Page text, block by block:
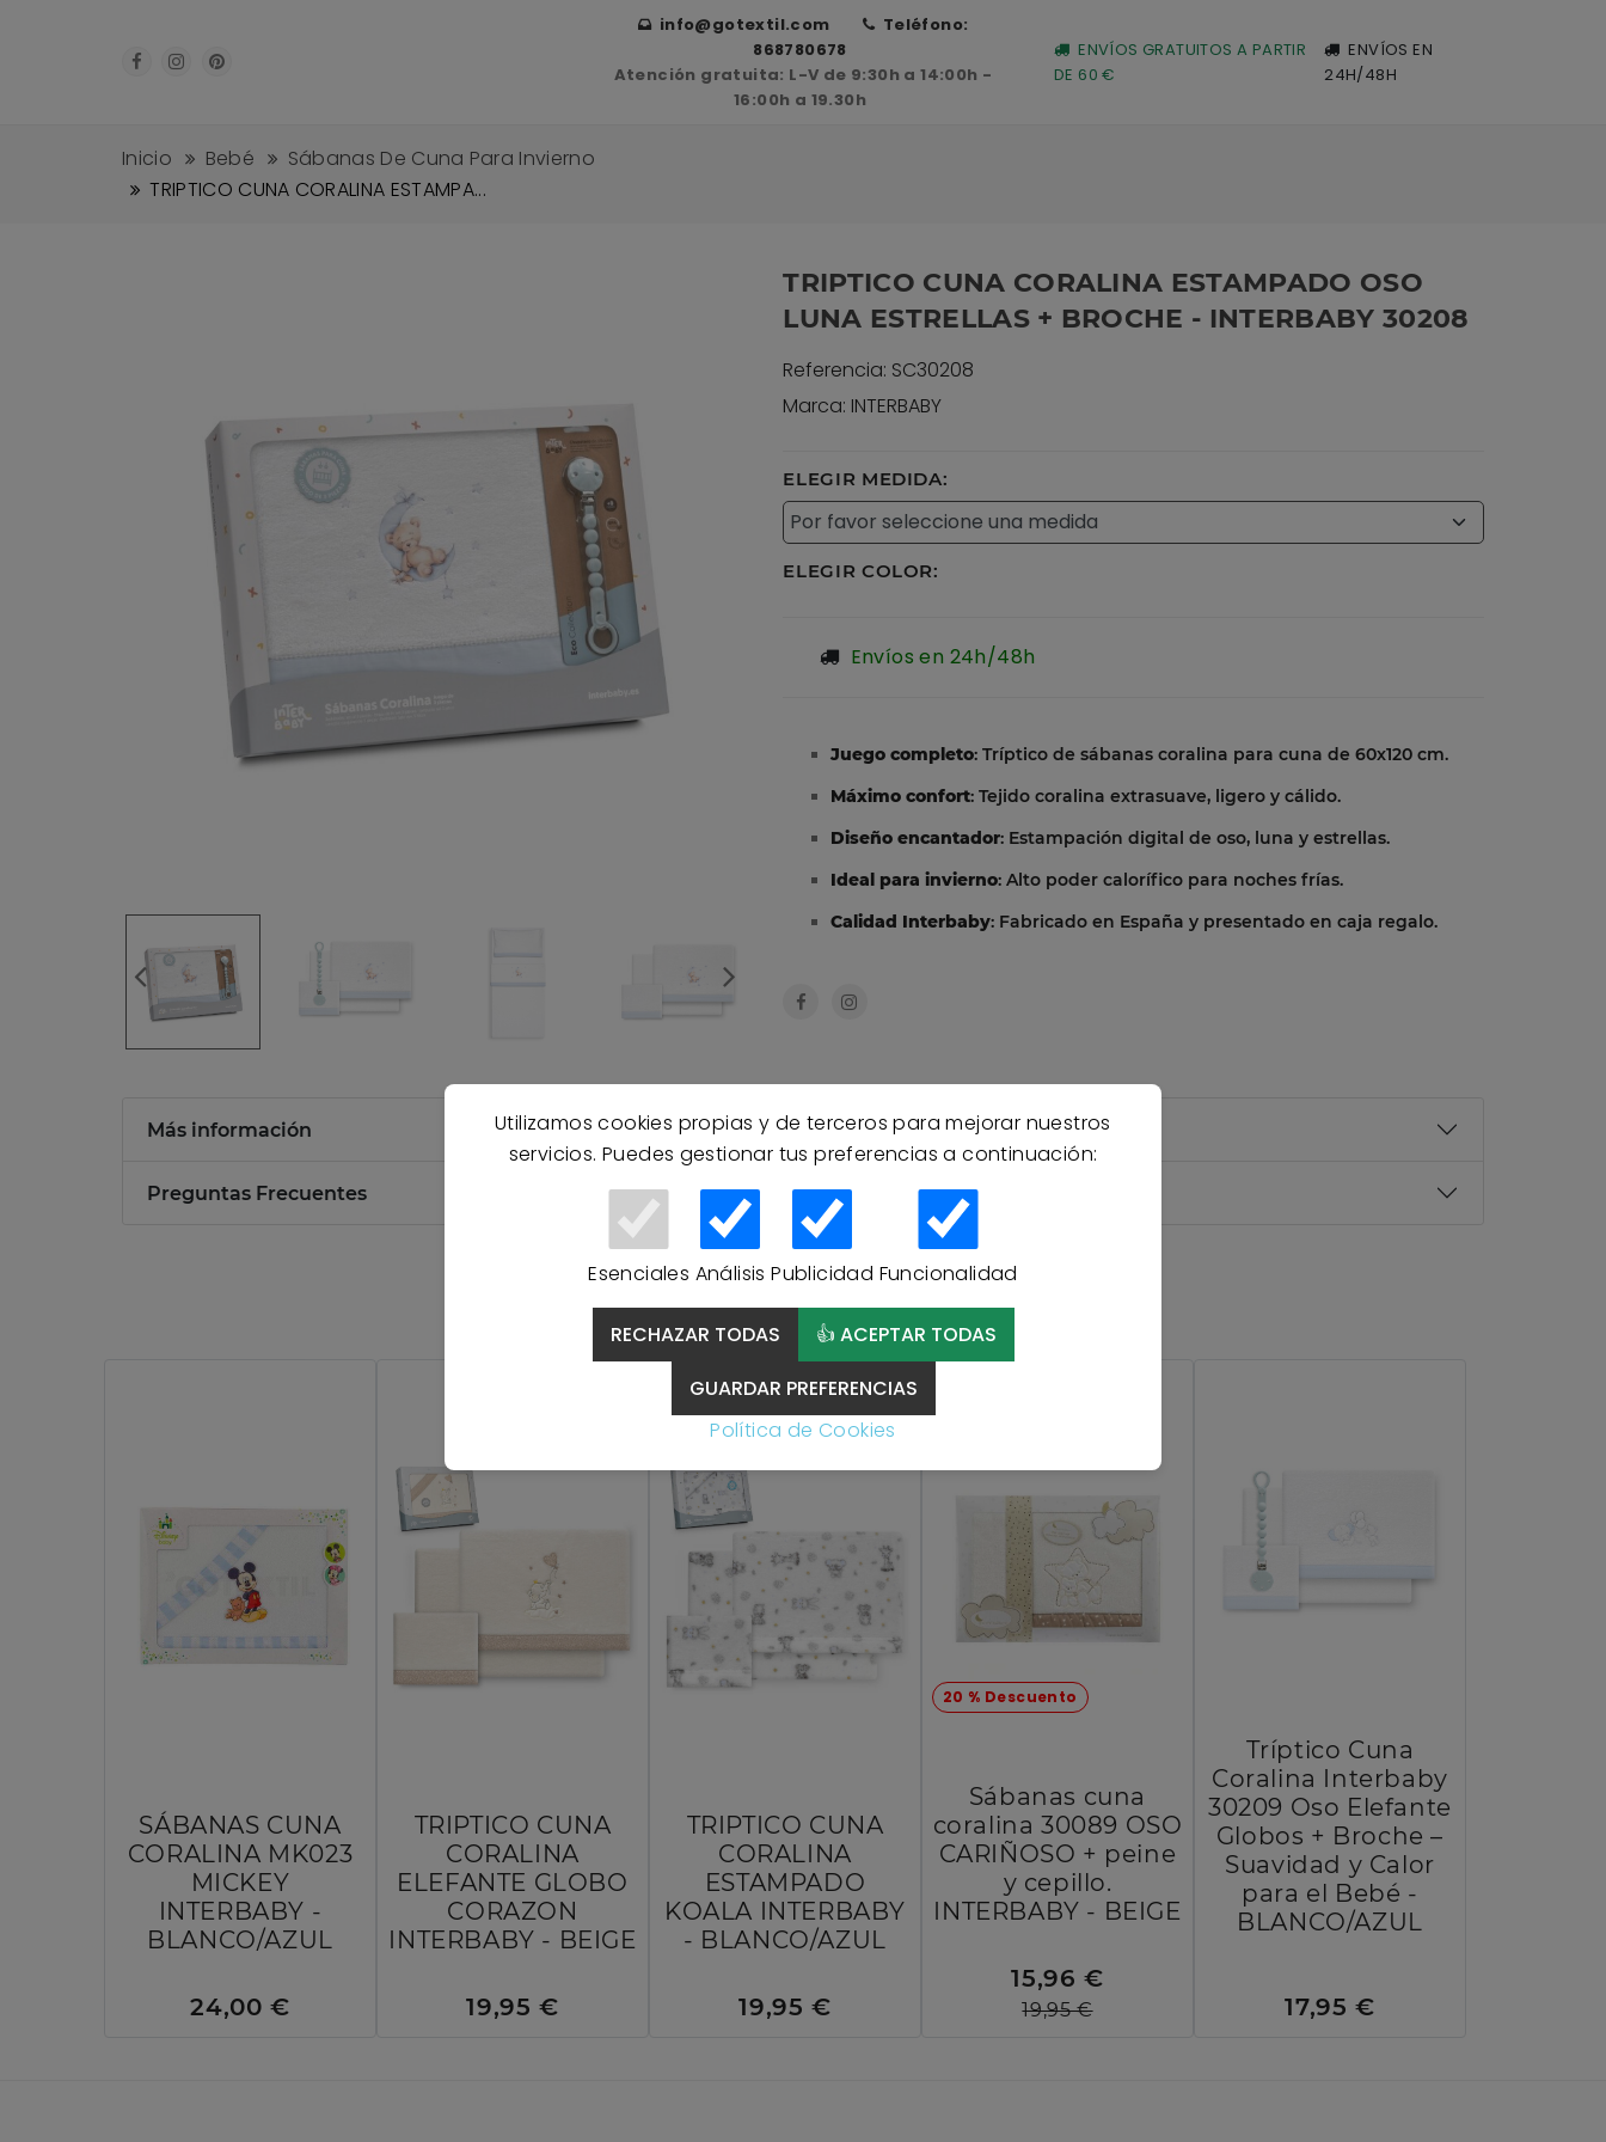
Utilizamos cookies propias y de terceros para mejorar nuestros
servicios. Puedes gestionar tus preferencias a continuación:
Esenciales Análisis Publicidad Funcionalidad
RECHAZAR TODAS
👍 ACEPTAR TODAS
GUARDAR PREFERENCIAS
Política de Cookies
info@gotextil.com
Teléfono:
868780678
Atención gratuita: L-V de 9:30h a 14:00h -
16:00h a 19.30h
ENVÍOS GRATUITOS A PARTIR
DE 60 €
ENVÍOS EN
24H/48H
Inicio Bebé
Sábanas De Cuna Para Invierno
TRIPTICO CUNA CORALINA ESTAMPA...
TRIPTICO CUNA CORALINA ESTAMPADO OSO
LUNA ESTRELLAS + BROCHE - INTERBABY 30208
Referencia: SC30208
Marca: INTERBABY
ELEGIR MEDIDA:
ELEGIR COLOR:
Envíos en 24h/48h
Juego completo: Tríptico de sábanas coralina para cuna de 60x120 cm.
Máximo confort: Tejido coralina extrasuave, ligero y cálido.
Diseño encantador: Estampación digital de oso, luna y estrellas.
Ideal para invierno: Alto poder calorífico para noches frías.
Calidad Interbaby: Fabricado en España y presentado en caja regalo.
Más información
Preguntas Frecuentes
Productos Relacionados
SÁBANAS CUNA
CORALINA MK023
MICKEY
INTERBABY -
BLANCO/AZUL
24,00 €
TRIPTICO CUNA
CORALINA
ELEFANTE GLOBO
CORAZON
INTERBABY - BEIGE
19,95 €
TRIPTICO CUNA
CORALINA
ESTAMPADO
KOALA INTERBABY
- BLANCO/AZUL
19,95 €
20 % Descuento
Sábanas cuna
coralina 30089 OSO
CARIÑOSO + peine
y cepillo.
INTERBABY - BEIGE
15,96 €
19,95 €
Tríptico Cuna
Coralina Interbaby
30209 Oso Elefante
Globos + Broche –
Suavidad y Calor
para el Bebé -
BLANCO/AZUL
17,95 €